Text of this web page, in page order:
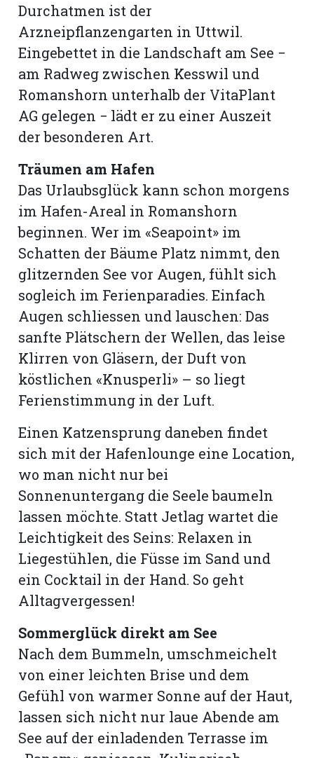
Durchatmen ist der
Arzneipflanzengarten in Uttwil.
Eingebettet in die Landschaft am See −
am Radweg zwischen Kesswil und
Romanshorn unterhalb der VitaPlant
AG gelegen − lädt er zu einer Auszeit
der besonderen Art.
Träumen am Hafen
Das Urlaubsglück kann schon morgens
im Hafen-Areal in Romanshorn
beginnen. Wer im «Seapoint» im
Schatten der Bäume Platz nimmt, den
glitzernden See vor Augen, fühlt sich
sogleich im Ferienparadies. Einfach
Augen schliessen und lauschen: Das
sanfte Plätschern der Wellen, das leise
Klirren von Gläsern, der Duft von
köstlichen «Knusperli» – so liegt
Ferienstimmung in der Luft.
Einen Katzensprung daneben findet
sich mit der Hafenlounge eine Location,
wo man nicht nur bei
Sonnenuntergang die Seele baumeln
lassen möchte. Statt Jetlag wartet die
Leichtigkeit des Seins: Relaxen in
Liegestühlen, die Füsse im Sand und
ein Cocktail in der Hand. So geht
Alltagvergessen!
Sommerglück direkt am See
Nach dem Bummeln, umschmeichelt
von einer leichten Brise und dem
Gefühl von warmer Sonne auf der Haut,
lassen sich nicht nur laue Abende am
See auf der einladenden Terrasse im